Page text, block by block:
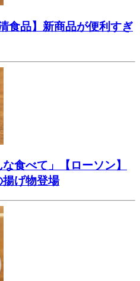
食品】新商品が便利すぎ
食べて」【ローソン】
揚げ物登場